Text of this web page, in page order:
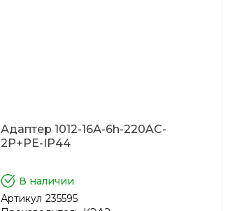
Адаптер 1012-16А-6h-220AC-
2P+PE-IP44
В наличии
Артикул 235595